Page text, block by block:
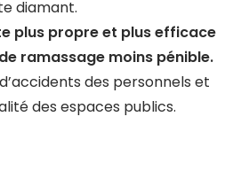
diamant.
plus propre et plus efficace
ramassage moins pénible.
des personnels et
des espaces publics.